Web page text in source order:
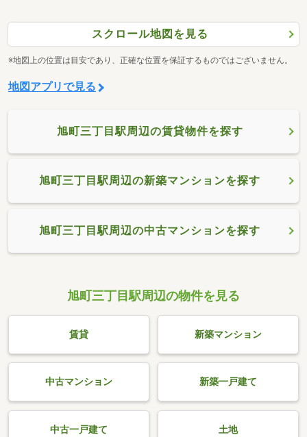
スクロール地図を見る
※地図上の位置は目安であり、正確な位置を保証するものではございません。
地図アプリで見る
旭町三丁目駅周辺の賃貸物件を探す
旭町三丁目駅周辺の新築マンションを探す
旭町三丁目駅周辺の中古マンションを探す
旭町三丁目駅周辺の物件を見る
賃貸 新築マンション
中古マンション 新築一戸建て
中古一戸建て 土地